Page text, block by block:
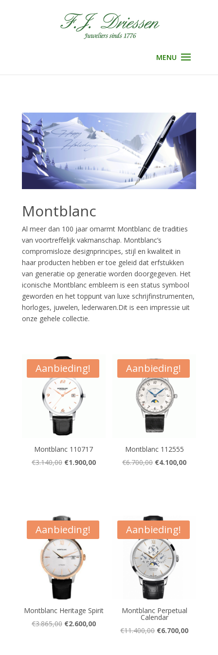
Montblanc
Al meer dan 100 jaar omarmt Montblanc de tradities
van voortreffelijk vakmanschap. Montblanc’s
compromisloze designprincipes, stijl en kwaliteit in
haar producten hebben er toe geleid dat erfstukken
van generatie op generatie worden doorgegeven. Het
iconische Montblanc embleem is een status symbool
geworden en het toppunt van luxe schrijfinstrumenten,
horloges, juwelen, lederwaren.Dit is een impressie uit
onze gehele collectie.
Aanbieding!
Montblanc 110717
€3.140,00 Oorspronkelijke
€1.900,00Huidige
Aanbieding!
Montblanc 112555
€6.700,00 Oorspronkelijke
€4.100,00Huidige
Aanbieding!
Montblanc Heritage Spirit
€3.865,00 Oorspronkelijke
€2.600,00Huidige
Aanbieding!
Montblanc Perpetual
Calendar
€11.400,00 Oorspronkelijke
€6.700,00Huidige